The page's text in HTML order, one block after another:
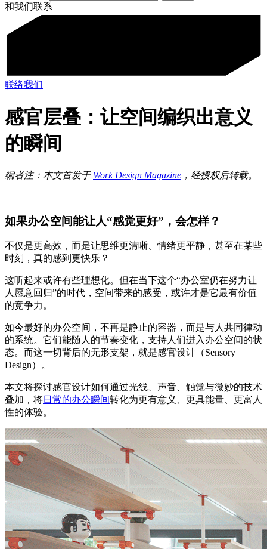
和我们联系
联络我们
感官层叠：让空间编织出意义
的瞬间
编者注：本文首发于 Work Design Magazine ，经授权后转载。
如果办公空间能让人“感觉更好”，会怎样？
不仅是更高效，而是让思维更清晰、情绪更平静，甚至在某些
时刻，真的感到更快乐？
这听起来或许有些理想化。但在当下这个“办公室仍在努力让
人愿意回归”的时代，空间带来的感受，或许才是它最有价值
的竞争力。
如今最好的办公空间，不再是静止的容器，而是与人共同律动
的系统。它们能随人的节奏变化，支持人们进入办公空间的状
态。而这一切背后的无形支架，就是感官设计（Sensory
Design）。
本文将探讨感官设计如何通过光线、声音、触觉与微妙的技术
叠加，将日常的办公瞬间 转化为更有意义、更具能量、更富人
性的体验。